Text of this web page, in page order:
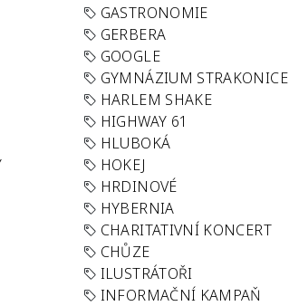
GASTRONOMIE
GERBERA
GOOGLE
GYMNÁZIUM STRAKONICE
HARLEM SHAKE
HIGHWAY 61
HLUBOKÁ
HOKEJ
HRDINOVÉ
HYBERNIA
CHARITATIVNÍ KONCERT
CHŮZE
ILUSTRÁTOŘI
INFORMAČNÍ KAMPAŇ